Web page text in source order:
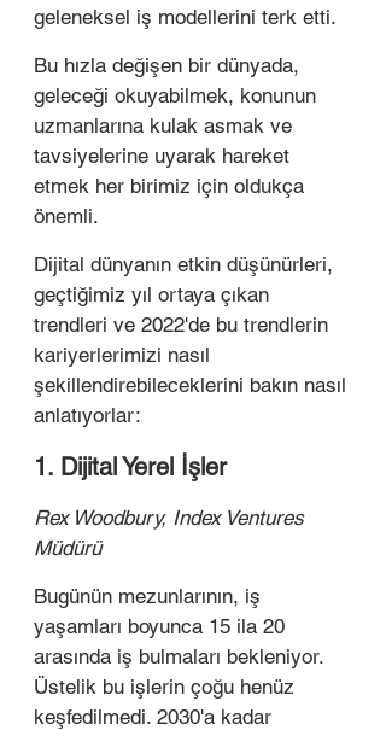
geleneksel iş modellerini terk etti.
Bu hızla değişen bir dünyada,
geleceği okuyabilmek, konunun
uzmanlarına kulak asmak ve
tavsiyelerine uyarak hareket
etmek her birimiz için oldukça
önemli.
Dijital dünyanın etkin düşünürleri,
geçtiğimiz yıl ortaya çıkan
trendleri ve 2022'de bu trendlerin
kariyerlerimizi nasıl
şekillendirebileceklerini bakın nasıl
anlatıyorlar:
1. Dijital Yerel İşler
Rex Woodbury, Index Ventures
Müdürü
Bugünün mezunlarının, iş
yaşamları boyunca 15 ila 20
arasında iş bulmaları bekleniyor.
Üstelik bu işlerin çoğu henüz
keşfedilmedi. 2030'a kadar